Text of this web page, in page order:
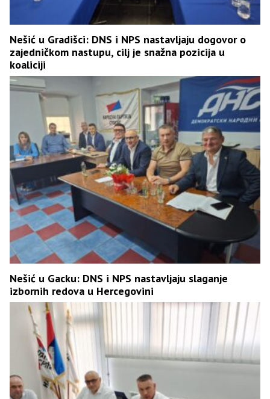
Nešić u Gradišci: DNS i NPS nastavljaju dogovor o
zajedničkom nastupu, cilj je snažna pozicija u
koaliciji
Nešić u Gacku: DNS i NPS nastavljaju slaganje
izbornih redova u Hercegovini